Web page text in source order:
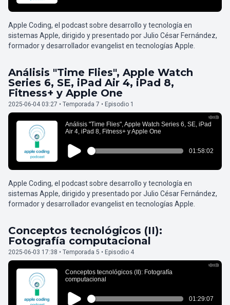
Apple Coding, el podcast sobre desarrollo y tecnología en
sistemas Apple, dirigido y presentado por Julio César Fernández,
formador y desarrollador evangelist en tecnologías Apple.
Análisis "Time Flies", Apple Watch
Series 6, SE, iPad Air 4, iPad 8,
Fitness+ y Apple One
2025-06-04 03:27 • Temporada 7 • Episodio 1
Apple Coding, el podcast sobre desarrollo y tecnología en
sistemas Apple, dirigido y presentado por Julio César Fernández,
formador y desarrollador evangelist en tecnologías Apple.
Conceptos tecnológicos (II):
Fotografía computacional
2025-06-03 17:38 • Temporada 5 • Episodio 4